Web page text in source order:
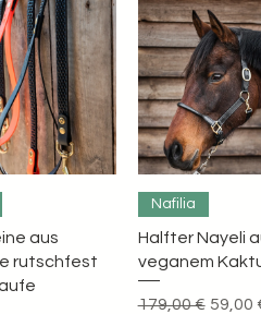
aus
rutschfest
Nafilia
Halfter Nayeli
veganem
Standardpreis
179,00 € Sale-
59,00